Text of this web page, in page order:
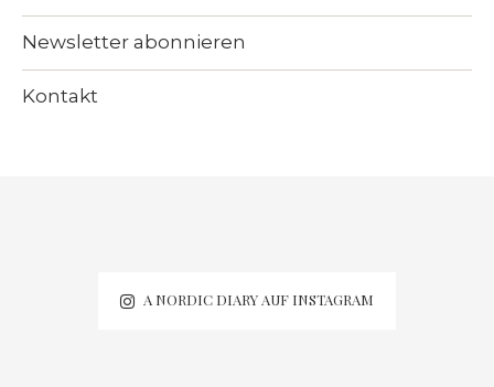
Newsletter abonnieren
Kontakt
A NORDIC DIARY AUF INSTAGRAM